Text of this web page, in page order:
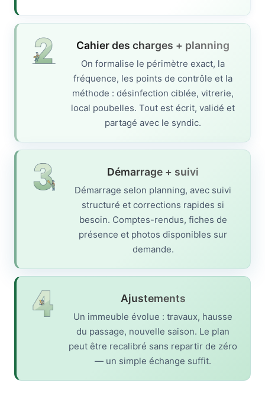
Cahier des charges + planning
On formalise le périmètre exact, la
fréquence, les points de contrôle et la
méthode : désinfection ciblée, vitrerie,
local poubelles. Tout est écrit, validé et
partagé avec le syndic.
Démarrage + suivi
Démarrage selon planning, avec suivi
structuré et corrections rapides si
besoin. Comptes-rendus, fiches de
présence et photos disponibles sur
demande.
Ajustements
Un immeuble évolue : travaux, hausse
du passage, nouvelle saison. Le plan
peut être recalibré sans repartir de zéro
— un simple échange suffit.